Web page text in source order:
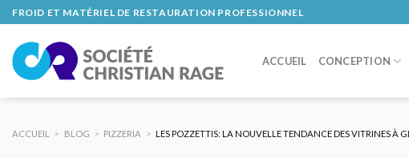
Skip
to
content
FROID ET MATÉRIEL DE RESTAURATION PROFESSIONNEL
ACCUEIL CONCEPTION
ACCUEIL > BLOG > PIZZERIA > LES POZZETTIS: LA NOUVELLE TENDANCE DES VITRINES À